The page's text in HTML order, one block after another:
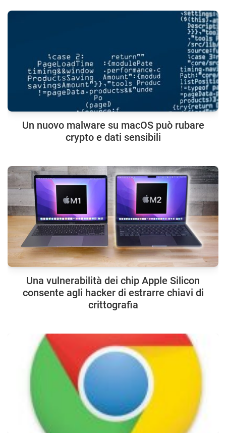
Un nuovo malware su macOS può rubare
crypto e dati sensibili
Una vulnerabilità dei chip Apple Silicon
consente agli hacker di estrarre chiavi di
crittografia